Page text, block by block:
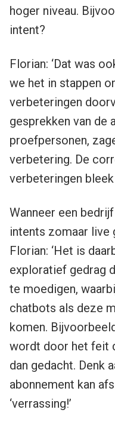
hoger niveau.
intent?
Florian: ‘Dat was
we het in stappen
verbeteringen
gesprekken van de
proefpersonen,
verbetering. De
verbeteringen bleek
Wanneer een
intents zomaar live
Florian: ‘Het is
exploratief gedrag
te moedigen,
chatbots als deze
komen.
wordt door het feit
dan gedacht. Denk
abonnement kan
‘verrassing!’